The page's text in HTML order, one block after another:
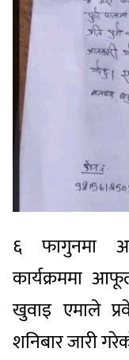
६ फागुनमा
कार्यक्रममा
खुवाइ एमाले
शनिबार जारी